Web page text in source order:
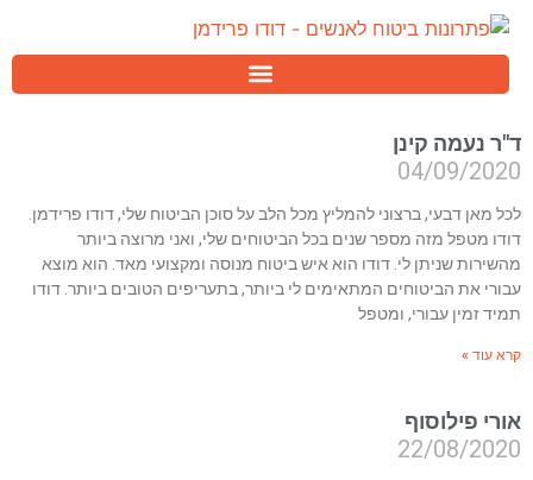
ד"ר נעמה קינן
04/09/2020
לכל מאן דבעי, ברצוני להמליץ מכל הלב על סוכן הביטוח שלי, דודו פרידמן.
דודו מטפל מזה מספר שנים בכל הביטוחים שלי, ואני מרוצה ביותר
מהשירות שניתן לי. דודו הוא איש ביטוח מנוסה ומקצועי מאד. הוא מוצא
עבורי את הביטוחים המתאימים לי ביותר, בתעריפים הטובים ביותר. דודו
תמיד זמין עבורי, ומטפל
קרא עוד »
אורי פילוסוף
22/08/2020